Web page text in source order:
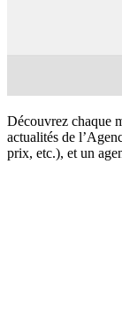
Découvrez chaque
actualités de
prix, etc.), et un